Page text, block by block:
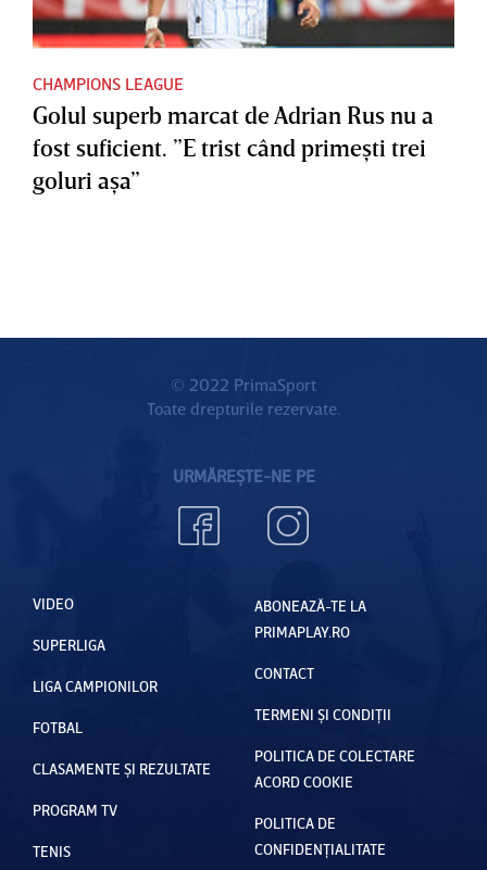
CHAMPIONS LEAGUE
Golul superb marcat de Adrian Rus nu a
fost suficient. ”E trist când primeşti trei
goluri aşa”
© 2022 PrimaSport
Toate drepturile rezervate.
URMĂREȘTE-NE PE
VIDEO
SUPERLIGA
LIGA CAMPIONILOR
FOTBAL
CLASAMENTE ȘI REZULTATE
PROGRAM TV
TENIS
ABONEAZĂ-TE LA
PRIMAPLAY.RO
CONTACT
TERMENI ȘI CONDIȚII
POLITICA DE COLECTARE
ACORD COOKIE
POLITICA DE
CONFIDENȚIALITATE